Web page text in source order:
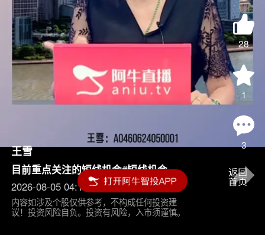
28
1
3
王雪
目前重点关注的短线机会#短线机会
2026-08-05 04:15
内容如涉及个股仅供参考，不构成任何投资建
议！投资风险自负。投资有风险，入市须谨慎。